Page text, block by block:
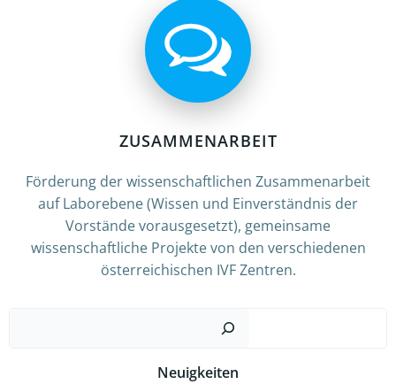
ZUSAMMENARBEIT
Förderung der wissenschaftlichen Zusammenarbeit
auf Laborebene (Wissen und Einverständnis der
Vorstände vorausgesetzt), gemeinsame
wissenschaftliche Projekte von den verschiedenen
österreichischen IVF Zentren.
Neuigkeiten